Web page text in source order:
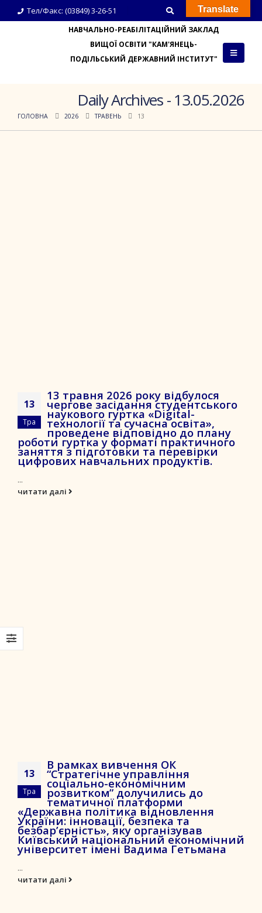
Тел/Факс: (03849) 3-26-51
НАВЧАЛЬНО-РЕАБІЛІТАЦІЙНИЙ ЗАКЛАД
ВИЩОЇ ОСВІТИ "КАМ'ЯНЕЦЬ-
ПОДІЛЬСЬКИЙ ДЕРЖАВНИЙ ІНСТИТУТ"
Daily Archives - 13.05.2026
ГОЛОВНА 2026 ТРАВЕНЬ 13
13
Тра
13 травня 2026 року відбулося
чергове засідання студентського
наукового гуртка «Digital-
технології та сучасна освіта»,
проведене відповідно до плану
роботи гуртка у форматі практичного
заняття з підготовки та перевірки
цифрових навчальних продуктів.
...
читати далі
13
Тра
В рамках вивчення ОК
“Стратегічне управління
соціально-економічним
розвитком” долучились до
тематичної платформи
«Державна політика відновлення
України: інновації, безпека та
безбар’єрність», яку організував
Київський національний економічний
університет імені Вадима Гетьмана
...
читати далі
Translate